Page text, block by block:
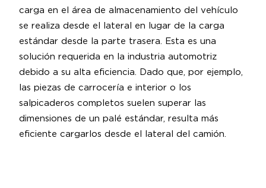
carga en el área de almacenamiento del vehículo
se realiza desde el lateral en lugar de la carga
estándar desde la parte trasera. Esta es una
solución requerida en la industria automotriz
debido a su alta eficiencia. Dado que, por ejemplo,
las piezas de carrocería e interior o los
salpicaderos completos suelen superar las
dimensiones de un palé estándar, resulta más
eficiente cargarlos desde el lateral del camión.